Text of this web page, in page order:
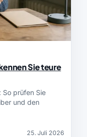
Sie teure
So prüfen Sie
und den
25. Juli 2026